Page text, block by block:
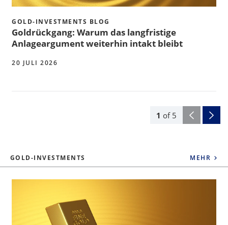
1 of 5
GOLD-INVESTMENTS BLOG
Goldrückgang: Warum das langfristige
Anlageargument weiterhin intakt bleibt
20 JULI 2026
GOLD-INVESTMENTS MEHR